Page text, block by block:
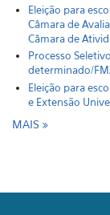
Eleição para
Câmara de
Câmara de
Processo
determinado/
Eleição para
e Extensão
MAIS